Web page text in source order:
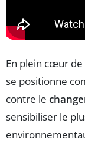
En plein cœur de
se positionne
contre le
sensibiliser le